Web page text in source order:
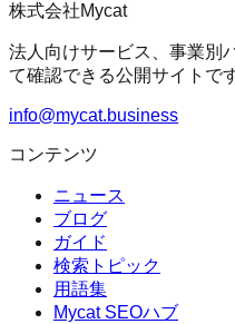
株式会社Mycat
法人向けサービス、事業別
て確認できる公開サイトです
info@mycat.business
コンテンツ
ニュース
ブログ
ガイド
検索トピック
用語集
Mycat SEOハブ